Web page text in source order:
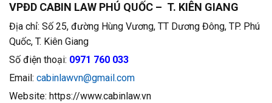
VPĐD CABIN LAW PHÚ QUỐC – T. KIÊN GIANG
Địa chỉ: Số 25, đường Hùng Vương, TT Dương Đông, TP. Phú
Quốc, T. Kiên Giang
Số điện thoại: 0971 760 033
Email: cabinlawvn@gmail.com
Website: https://www.cabinlaw.vn